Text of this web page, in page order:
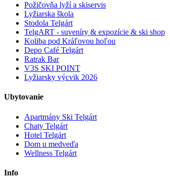
Požičovňa lyží a skiservis
Lyžiarska škola
Stodola Telgárt
TelgART - suveníry & expozície & ski shop
Koliba pod Kráľovou hoľou
Depo Café Telgárt
Ratrak Bar
V3S SKI POINT
Lyžiarsky výcvik 2026
Ubytovanie
Apartmány Ski Telgárt
Chaty Telgárt
Hotel Telgárt
Dom u medveďa
Wellness Telgárt
Info